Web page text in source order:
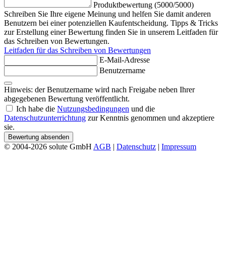
Produktbewertung (5000/5000)
Schreiben Sie Ihre eigene Meinung und helfen Sie damit anderen
Benutzern bei einer potenziellen Kaufentscheidung. Tipps & Tricks
zur Erstellung einer Bewertung finden Sie in unserem Leitfaden für
das Schreiben von Bewertungen.
Leitfaden für das Schreiben von Bewertungen
E-Mail-Adresse
Benutzername
Hinweis: der Benutzername wird nach Freigabe neben Ihrer
abgegebenen Bewertung veröffentlicht.
Ich habe die Nutzungsbedingungen und die
Datenschutzunterrichtung zur Kenntnis genommen und akzeptiere
sie.
Bewertung absenden
© 2004-2026 solute GmbH AGB | Datenschutz | Impressum